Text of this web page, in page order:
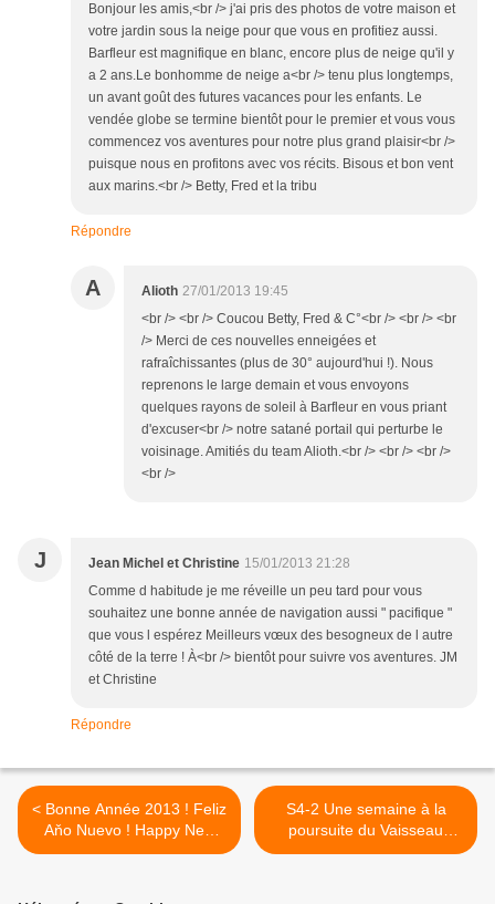
Bonjour les amis,<br /> j'ai pris des photos de votre maison et
votre jardin sous la neige pour que vous en profitiez aussi.
Barfleur est magnifique en blanc, encore plus de neige qu'il y
a 2 ans.Le bonhomme de neige a<br /> tenu plus longtemps,
un avant goût des futures vacances pour les enfants. Le
vendée globe se termine bientôt pour le premier et vous vous
commencez vos aventures pour notre plus grand plaisir<br />
puisque nous en profitons avec vos récits. Bisous et bon vent
aux marins.<br /> Betty, Fred et la tribu
Répondre
A Alioth 27/01/2013 19:45
<br /> <br /> Coucou Betty, Fred & C°<br /> <br /> <br
/> Merci de ces nouvelles enneigées et
rafraîchissantes (plus de 30° aujourd'hui !). Nous
reprenons le large demain et vous envoyons
quelques rayons de soleil à Barfleur en vous priant
d'excuser<br /> notre satané portail qui perturbe le
voisinage. Amitiés du team Alioth.<br /> <br /> <br />
<br />
J Jean Michel et Christine 15/01/2013 21:28
Comme d habitude je me réveille un peu tard pour vous
souhaitez une bonne année de navigation aussi " pacifique "
que vous l espérez Meilleurs vœux des besogneux de l autre
côté de la terre ! À<br /> bientôt pour suivre vos aventures. JM
et Christine
Répondre
< Bonne Année 2013 ! Feliz
Aňo Nuevo ! Happy New
Year !
S4-2 Une semaine à la
poursuite du Vaisseau
Fantôme >